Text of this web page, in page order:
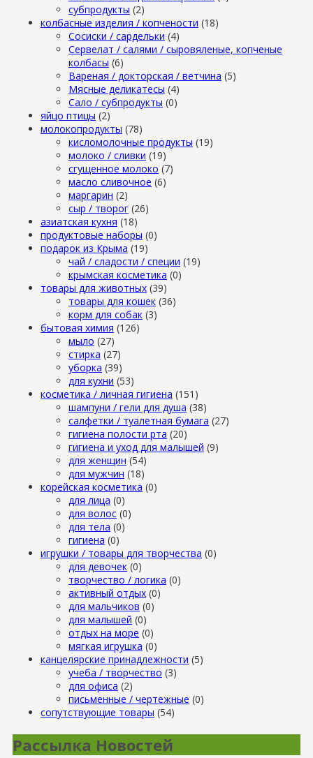
субпродукты (2)
колбасные изделия / копчености (18)
Сосиски / сардельки (4)
Сервелат / салями / сыровяленые, копченые
колбасы (6)
Вареная / докторская / ветчина (5)
Мясные деликатесы (4)
Сало / субпродукты (0)
яйцо птицы (2)
молокопродукты (78)
кисломолочные продукты (19)
молоко / сливки (19)
сгущенное молоко (7)
масло сливочное (6)
маргарин (2)
сыр / творог (26)
азиатская кухня (18)
продуктовые наборы (0)
подарок из Крыма (19)
чай / сладости / специи (19)
крымская косметика (0)
товары для животных (39)
товары для кошек (36)
корм для собак (3)
бытовая химия (126)
мыло (27)
стирка (27)
уборка (39)
для кухни (53)
косметика / личная гигиена (151)
шампуни / гели для душа (38)
салфетки / туалетная бумага (27)
гигиена полости рта (20)
гигиена и уход для малышей (9)
для женщин (54)
для мужчин (18)
корейская косметика (0)
для лица (0)
для волос (0)
для тела (0)
гигиена (0)
игрушки / товары для творчества (0)
для девочек (0)
творчество / логика (0)
активный отдых (0)
для мальчиков (0)
для малышей (0)
отдых на море (0)
мягкая игрушка (0)
канцелярские принадлежности (5)
учеба / творчество (3)
для офиса (2)
письменные / чертежные (0)
сопутствующие товары (54)
Рассылка Новостей